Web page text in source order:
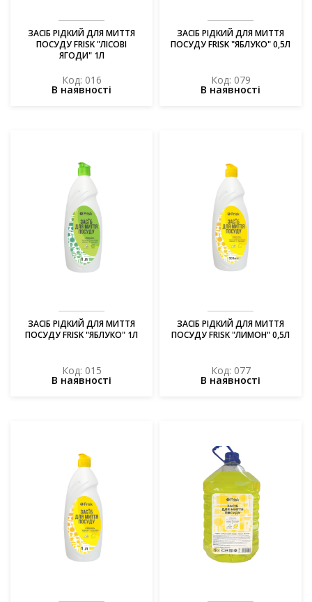
ЗАСІБ РІДКИЙ ДЛЯ МИТТЯ
ПОСУДУ FRISK "ЛІСОВІ
ЯГОДИ" 1Л
Код: 016
В наявності
ЗАСІБ РІДКИЙ ДЛЯ МИТТЯ
ПОСУДУ FRISK "ЯБЛУКО" 0,5Л
Код: 079
В наявності
ЗАСІБ РІДКИЙ ДЛЯ МИТТЯ
ПОСУДУ FRISK "ЯБЛУКО" 1Л
Код: 015
В наявності
ЗАСІБ РІДКИЙ ДЛЯ МИТТЯ
ПОСУДУ FRISK "ЛИМОН" 0,5Л
Код: 077
В наявності